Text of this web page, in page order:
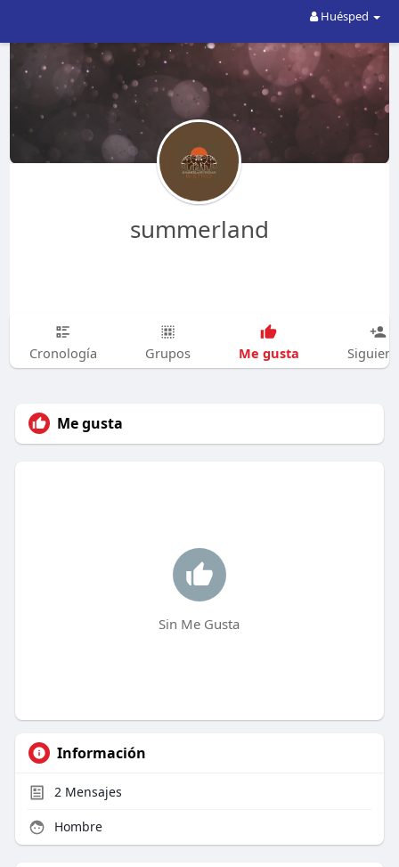
Huésped
summerland
Cronología Grupos Me gusta
Me gusta
Sin Me Gusta
Información
2Mensajes
Hombre